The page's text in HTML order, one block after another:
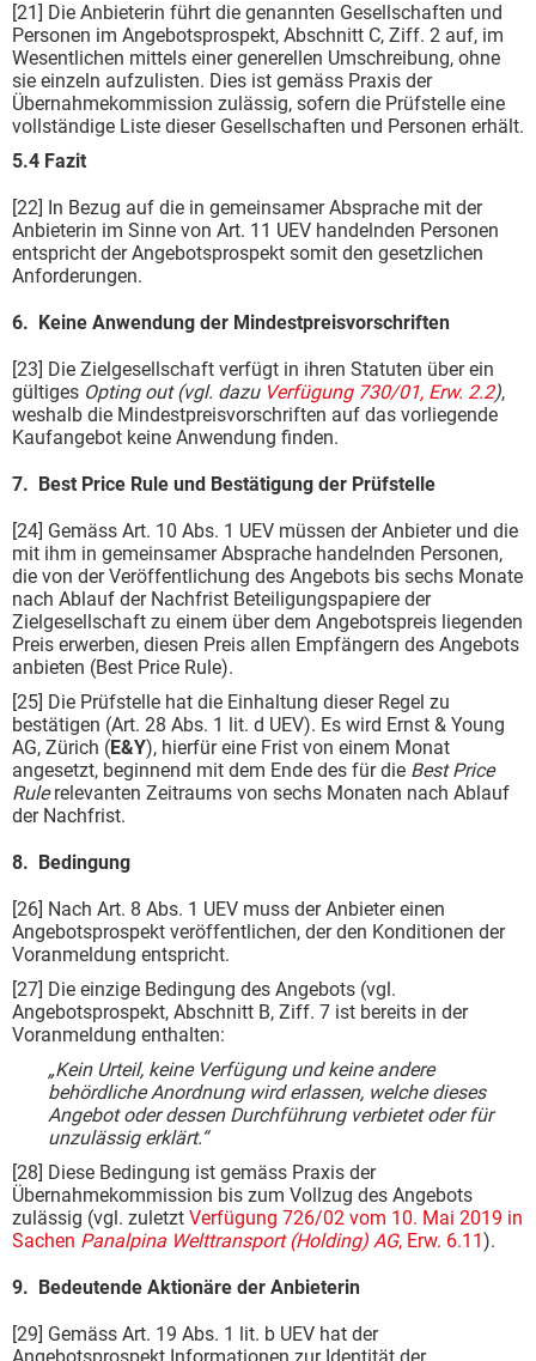
[21] Die Anbieterin führt die genannten Gesellschaften und
Personen im Angebotsprospekt, Abschnitt C, Ziff. 2 auf, im
Wesentlichen mittels einer generellen Umschreibung, ohne
sie einzeln aufzulisten. Dies ist gemäss Praxis der
Übernahmekommission zulässig, sofern die Prüfstelle eine
vollständige Liste dieser Gesellschaften und Personen erhält.
5.4 Fazit
[22] In Bezug auf die in gemeinsamer Absprache mit der
Anbieterin im Sinne von Art. 11 UEV handelnden Personen
entspricht der Angebotsprospekt somit den gesetzlichen
Anforderungen.
6. Keine Anwendung der Mindestpreisvorschriften
[23] Die Zielgesellschaft verfügt in ihren Statuten über ein
gültiges Opting out(vgl. dazu Verfügung 730/01, Erw. 2.2),
weshalb die Mindestpreisvorschriften auf das vorliegende
Kaufangebot keine Anwendung finden.
7. Best Price Rule und Bestätigung der Prüfstelle
[24] Gemäss Art. 10 Abs. 1 UEV müssen der Anbieter und die
mit ihm in gemeinsamer Absprache handelnden Personen,
die von der Veröffentlichung des Angebots bis sechs Monate
nach Ablauf der Nachfrist Beteiligungspapiere der
Zielgesellschaft zu einem über dem Angebotspreis liegenden
Preis erwerben, diesen Preis allen Empfängern des Angebots
anbieten (Best Price Rule).
[25] Die Prüfstelle hat die Einhaltung dieser Regel zu
bestätigen (Art. 28 Abs. 1 lit. d UEV). Es wird Ernst & Young
AG, Zürich (E&Y), hierfür eine Frist von einem Monat
angesetzt, beginnend mit dem Ende des für die Best Price
Rulerelevanten Zeitraums von sechs Monaten nach Ablauf
der Nachfrist.
8. Bedingung
[26] Nach Art. 8 Abs. 1 UEV muss der Anbieter einen
Angebotsprospekt veröffentlichen, der den Konditionen der
Voranmeldung entspricht.
[27] Die einzige Bedingung des Angebots (vgl.
Angebotsprospekt, Abschnitt B, Ziff. 7 ist bereits in der
Voranmeldung enthalten:
„Kein Urteil, keine Verfügung und keine andere
behördliche Anordnung wird erlassen, welche dieses
Angebot oder dessen Durchführung verbietet oder für
unzulässig erklärt.“
[28] Diese Bedingung ist gemäss Praxis der
Übernahmekommission bis zum Vollzug des Angebots
zulässig (vgl. zuletzt Verfügung 726/02 vom 10. Mai 2019 in
Sachen Panalpina Welttransport (Holding) AG, Erw. 6.11).
9. Bedeutende Aktionäre der Anbieterin
[29] Gemäss Art. 19 Abs. 1 lit. b UEV hat der